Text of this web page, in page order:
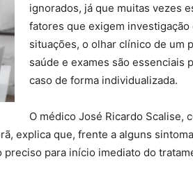
ignorados, já que muitas vezes
fatores que exigem investigação
situações, o olhar clínico de um
saúde e exames são essenciais
caso de forma individualizada.
O médico José Ricardo Scalise,
explica que, frente a alguns
para início imediato do